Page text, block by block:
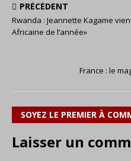
PRÉCÉDENT
Rwanda : Jeannette Kagame
Africaine de l’année»
France : le
SOYEZ LE PREMIER À
Laisser un